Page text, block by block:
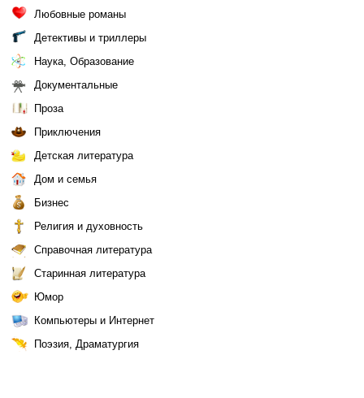
Любовные романы
Детективы и триллеры
Наука, Образование
Документальные
Проза
Приключения
Детская литература
Дом и семья
Бизнес
Религия и духовность
Справочная литература
Старинная литература
Юмор
Компьютеры и Интернет
Поэзия, Драматургия